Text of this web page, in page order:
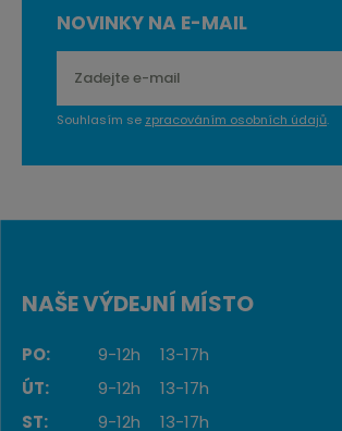
NOVINKY NA E-MAIL
Souhlasím se zpracováním osobních údajů.
NAŠE VÝDEJNÍ MÍSTO
PO: 9-12h
13-17h
ÚT:
9-12h
13-17h
ST:
9-12h
13-17h